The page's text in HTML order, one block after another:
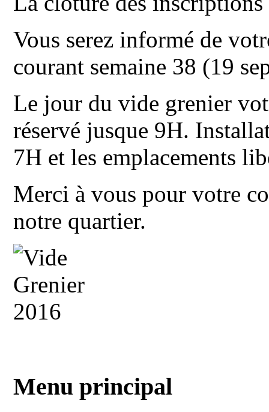
Vous serez informé de
courant semaine 38 (19
Le jour du vide grenier
réservé jusque 9H.
7H et les emplacements
Merci à vous pour votre
notre quartier.
Menu principal